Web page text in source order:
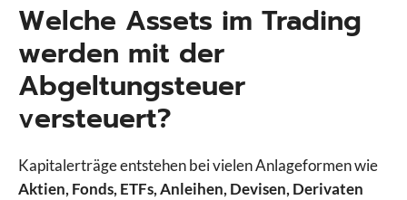
Welche Assets im Trading
werden mit der
Abgeltungsteuer
versteuert?
Kapitalerträge entstehen bei vielen Anlageformen wie
Aktien, Fonds, ETFs, Anleihen, Devisen, Derivaten